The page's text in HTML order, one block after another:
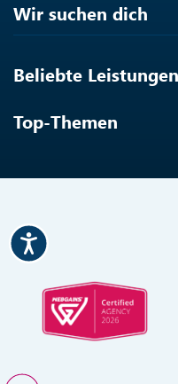
Wir suchen dich
Beliebte Leistungen
Top-Themen